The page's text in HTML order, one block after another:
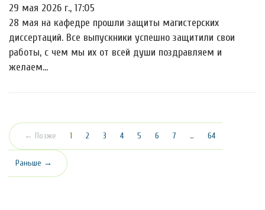
29 мая 2026 г., 17:05
28 мая на кафедре прошли защиты магистерских
диссертаций. Все выпускники успешно защитили свои
работы, с чем мы их от всей души поздравляем и
желаем…
← Позже 1 (текущая)
2 3 4 5 6 7 … 64
Раньше →